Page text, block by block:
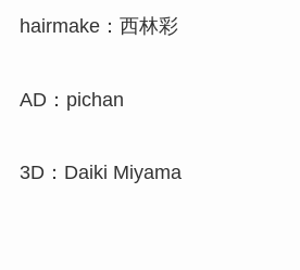
hairmake：西林彩
AD：pichan
3D：Daiki Miyama